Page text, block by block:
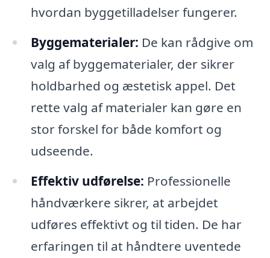
hvordan byggetilladelser fungerer.
Byggematerialer: De kan rådgive om
valg af byggematerialer, der sikrer
holdbarhed og æstetisk appel. Det
rette valg af materialer kan gøre en
stor forskel for både komfort og
udseende.
Effektiv udførelse: Professionelle
håndværkere sikrer, at arbejdet
udføres effektivt og til tiden. De har
erfaringen til at håndtere uventede